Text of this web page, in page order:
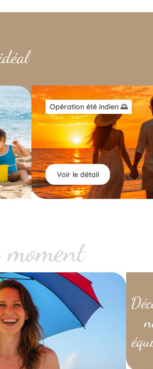
Opération été indien 🌅
Voir le détail